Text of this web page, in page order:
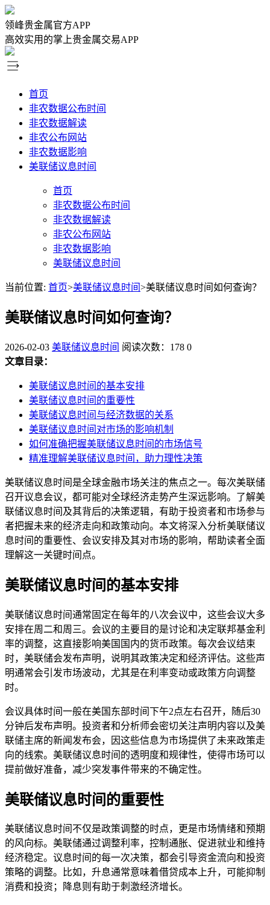
领峰贵金属官方APP
高效实用的掌上贵金属交易APP
首页
非农数据公布时间
非农数据解读
非农公布网站
非农数据影响
美联储议息时间
首页
非农数据公布时间
非农数据解读
非农公布网站
非农数据影响
美联储议息时间
当前位置: 首页>美联储议息时间>美联储议息时间如何查询？
美联储议息时间如何查询？
2026-02-03 美联储议息时间 阅读次数：178 0
文章目录：
美联储议息时间的基本安排
美联储议息时间的重要性
美联储议息时间与经济数据的关系
美联储议息时间对市场的影响机制
如何准确把握美联储议息时间的市场信号
精准理解美联储议息时间，助力理性决策
美联储议息时间是全球金融市场关注的焦点之一。每次美联储
召开议息会议，都可能对全球经济走势产生深远影响。了解美
联储议息时间及其背后的决策逻辑，有助于投资者和市场参与
者把握未来的经济走向和政策动向。本文将深入分析美联储议
息时间的重要性、会议安排及其对市场的影响，帮助读者全面
理解这一关键时间点。
美联储议息时间的基本安排
美联储议息时间通常固定在每年的八次会议中，这些会议大多
安排在周二和周三。会议的主要目的是讨论和决定联邦基金利
率的调整，这直接影响美国国内的货币政策。每次会议结束
时，美联储会发布声明，说明其政策决定和经济评估。这些声
明通常会引发市场波动，尤其是在利率变动或政策方向调整
时。
会议具体时间一般在美国东部时间下午2点左右召开，随后30
分钟后发布声明。投资者和分析师会密切关注声明内容以及美
联储主席的新闻发布会，因这些信息为市场提供了未来政策走
向的线索。美联储议息时间的透明度和规律性，使得市场可以
提前做好准备，减少突发事件带来的不确定性。
美联储议息时间的重要性
美联储议息时间不仅是政策调整的时点，更是市场情绪和预期
的风向标。美联储通过调整利率，控制通胀、促进就业和维持
经济稳定。议息时间的每一次决策，都会引导资金流向和投资
策略的调整。比如，升息通常意味着借贷成本上升，可能抑制
消费和投资；降息则有助于刺激经济增长。